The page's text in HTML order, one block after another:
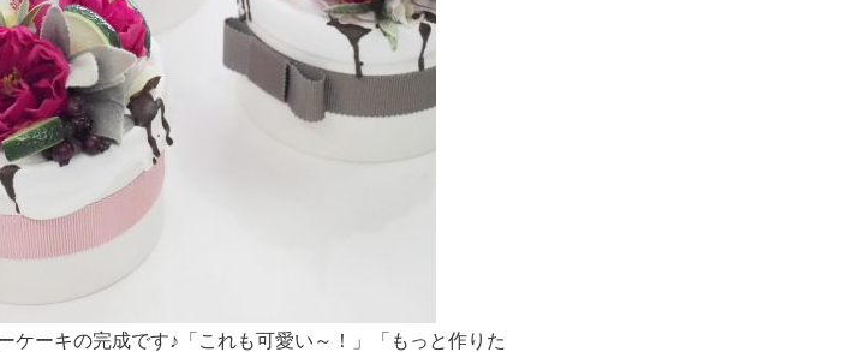
ーキの完成です♪「これも可愛い～！」「もっと作りた